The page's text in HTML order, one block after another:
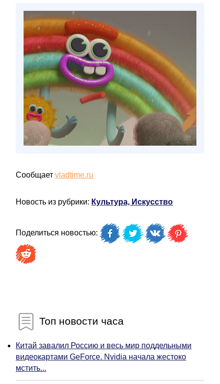
Сообщает vladtime.ru
Новость из рубрики: Культура, Искусство
Поделиться новостью:
Топ новости часа
Китай завалил Россию и весь мир поддельными
видеокартами GeForce. Nvidia начала жестоко
мстить...